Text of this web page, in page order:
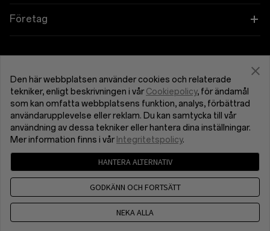
OnePlus Nord 3 5G
OnePlus Nord CE4 Lite 5G
OnePlus Nord CE 3 Lite 5G
Ljud
Bundlingar
Lifestyle
Utbildningsprogram
Affiliate Program
Shopping FAQs
Reparationstjänst
Bruksanvisningar
Kontakta oss
Företag
Community
Red Cable Club
OnePlus Store-appen
OxygenOS
Karriär
Sverige (Svenska)
Sekretesspolicy Användaravtal
Försäljningsvillkor
Security Response Center (OneSRC)
Den här webbplatsen använder cookies och relaterade
tekniker, enligt beskrivningen i vårCookiepolicy, för ändamål
som kan omfatta webbplatsens funktion, analys, förbättrad
användarupplevelse eller reklam. Du kan samtycka till vår
användning av dessa tekniker eller hantera dina inställningar.
Mer information finns i vår Integritetspolicy.
HANTERA ALTERNATIV
GODKÄNN OCH FORTSÄTT
NEKA ALLA